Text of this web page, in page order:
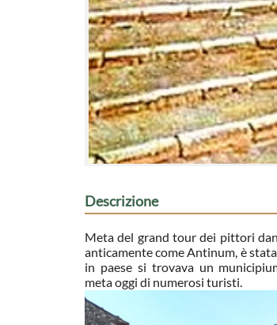
Descrizione
Meta del grand tour dei pittori
anticamente come Antinum, è
in paese si trovava un
meta oggi di numerosi turisti.